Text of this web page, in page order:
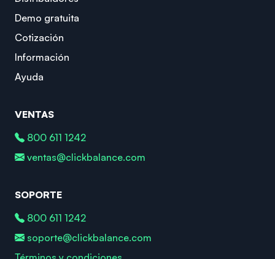
Demo gratuita
Cotización
Información
Ayuda
VENTAS
800 611 1242
ventas@clickbalance.com
SOPORTE
800 611 1242
soporte@clickbalance.com